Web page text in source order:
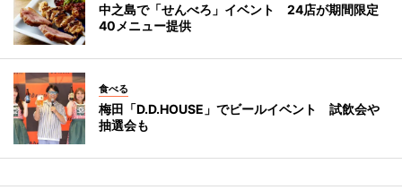
中之島で「せんべろ」イベント 24店が期間限定
40メニュー提供
食べる
梅田「D.D.HOUSE」でビールイベント 試飲会や
抽選会も